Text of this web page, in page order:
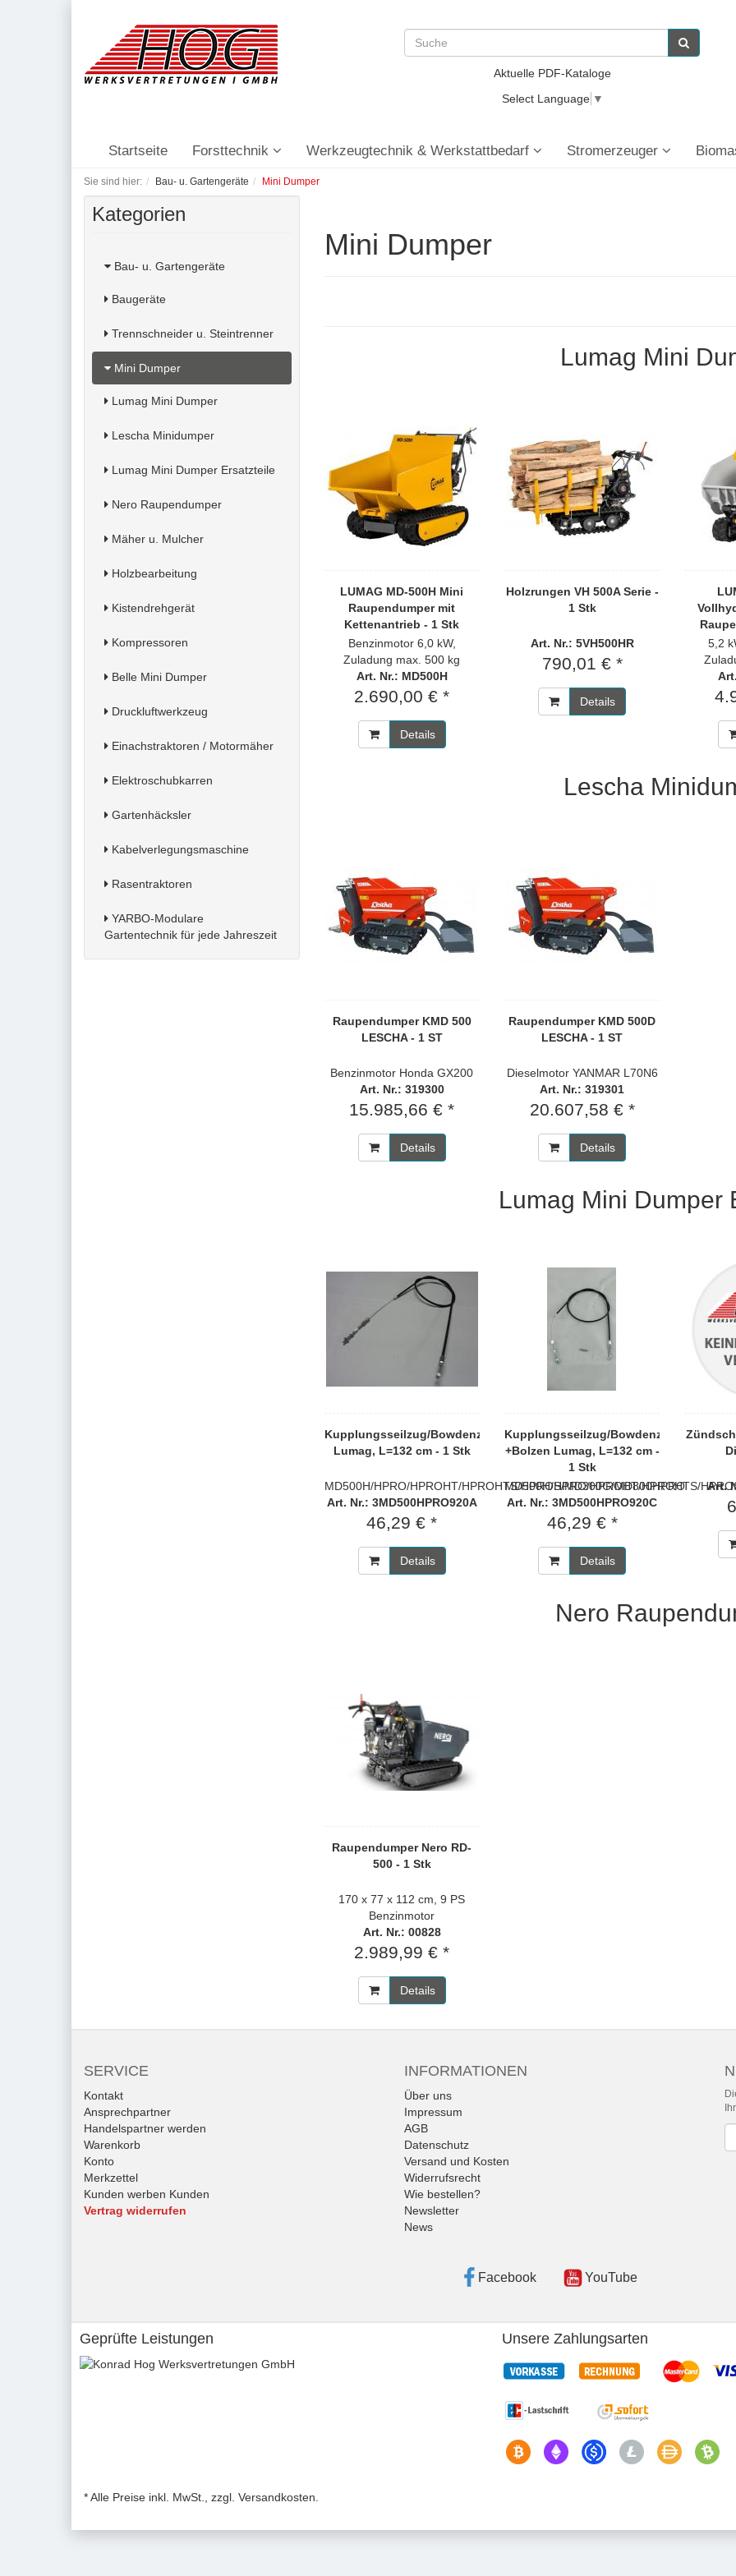
Aktuelle PDF-Kataloge
Select Language ▼
Startseite Forsttechnik Werkzeugtechnik & Werkstattbedarf Stromerzeuger
Sie sind hier: Bau- u. Gartengeräte Mini Dumper
Kategorien
Bau- u. Gartengeräte
Baugeräte
Trennschneider u. Steintrenner
Mini Dumper
Lumag Mini Dumper
Lescha Minidumper
Lumag Mini Dumper Ersatzteile
Nero Raupendumper
Mäher u. Mulcher
Holzbearbeitung
Kistendrehgerät
Kompressoren
Belle Mini Dumper
Druckluftwerkzeug
Einachstraktoren / Motormäher
Elektroschubkarren
Gartenhäcksler
Kabelverlegungsmaschine
Rasentraktoren
YARBO-Modulare
Gartentechnik für jede Jahreszeit
Mini Dumper
Lumag Mini
LUMAG MD-500H Mini
Raupendumper mit
Kettenantrieb - 1 Stk
Benzinmotor 6,0 kW,
Zuladung max. 500 kg
Art. Nr.: MD500H
2.690,00 € *
Details
Holzrungen VH 500A Serie -
1 Stk
Art. Nr.: 5VH500HR
790,01 € *
Details
5,2
Lescha
Raupendumper KMD 500
LESCHA - 1 ST
Benzinmotor Honda GX200
Art. Nr.: 319300
15.985,66 € *
Details
Raupendumper KMD 500D
LESCHA - 1 ST
Dieselmotor YANMAR L70N6
Art. Nr.: 319301
20.607,58 € *
Details
Lumag Mini Dumper
Kupplungsseilzug/Bowdenzug
Lumag, L=132 cm - 1 Stk
MD500H/HPRO/HPROHT/HPROHTS/HPROS/MD300G/MD800HPRO
Art. Nr.: 3MD500HPRO920A
46,29 € *
Details
Kupplungsseilzug/Bowdenzug
+Bolzen Lumag, L=132 cm -
1 Stk
MD500H/HPRO/HPROHT/HPROHTS/
Art. Nr.: 3MD500HPRO920C
46,29 € *
Details
Art.
Nero
Raupendumper Nero RD-
500 - 1 Stk
170 x 77 x 112 cm, 9 PS
Benzinmotor
Art. Nr.: 00828
2.989,99 € *
Details
SERVICE
Kontakt
Ansprechpartner
Handelspartner werden
Warenkorb
Konto
Merkzettel
Kunden werben Kunden
Vertrag widerrufen
INFORMATIONEN
Über uns
Impressum
AGB
Datenschutz
Versand und Kosten
Widerrufsrecht
Wie bestellen?
Newsletter
News
Facebook YouTube
Geprüfte Leistungen Unsere Zahlungsarten
* Alle Preise inkl. MwSt., zzgl. Versandkosten.